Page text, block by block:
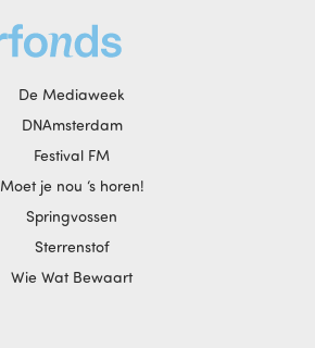
De Mediaweek
DNAmsterdam
Festival FM
Moet je nou ‘s horen!
Springvossen
Sterrenstof
Wie Wat Bewaart